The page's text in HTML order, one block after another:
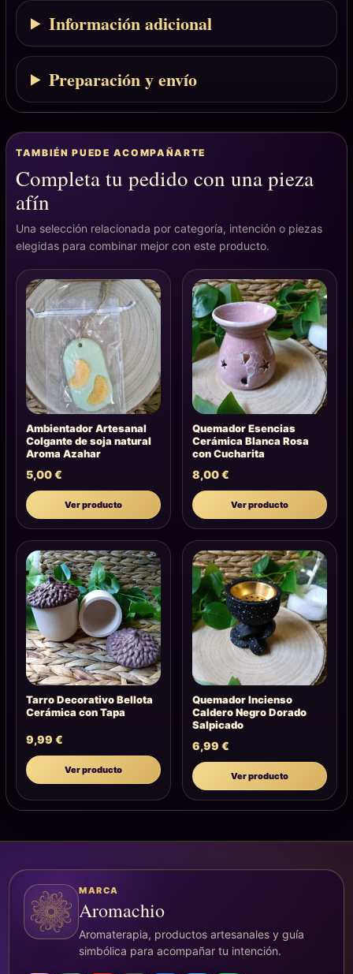
Información adicional
Preparación y envío
TAMBIÉN PUEDE ACOMPAÑARTE
Completa tu pedido con una pieza
afín
Una selección relacionada por categoría, intención o piezas
elegidas para combinar mejor con este producto.
Ambientador Artesanal
Colgante de soja natural
Aroma Azahar
5,00€
Ver producto
Quemador Esencias
Cerámica Blanca Rosa
con Cucharita
8,00€
Ver producto
Tarro Decorativo Bellota
Cerámica con Tapa
9,99 €
Ver producto
Quemador Incienso
Caldero Negro Dorado
Salpicado
6,99 €
Ver producto
MARCA
Aromachio
Aromaterapia, productos artesanales y guía
simbólica para acompañar tu intención.